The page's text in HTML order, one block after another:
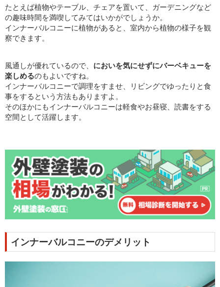
たとえば植物やテーブル、チェアを置いて、ガーデニングなど
の趣味時間を満喫してみてはいかがでしょうか。
インナーバルコニーに植物があると、室内から植物の様子を観
察できます。
風通しが優れているので、 においを気にせずにバーベキューを
楽しめるのもよいですね。
インナーバルコニーで調理をすませ、リビングでゆったりと食
事をするという方法もありますよ。
そのほかにもインナーバルコニーは軽食やお昼寝、読書をする
空間として活躍します。
インナーバルコニーのデメリット